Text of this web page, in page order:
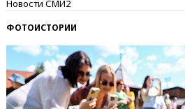
Новости СМИ2
ФОТОИСТОРИИ